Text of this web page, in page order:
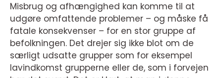
Misbrug og afhængighed kan komme til at
udgøre omfattende problemer – og måske få
fatale konsekvenser – for en stor gruppe af
befolkningen. Det drejer sig ikke blot om de
særligt udsatte grupper som for eksempel
lavindkomst grupperne eller de, som i forvejen